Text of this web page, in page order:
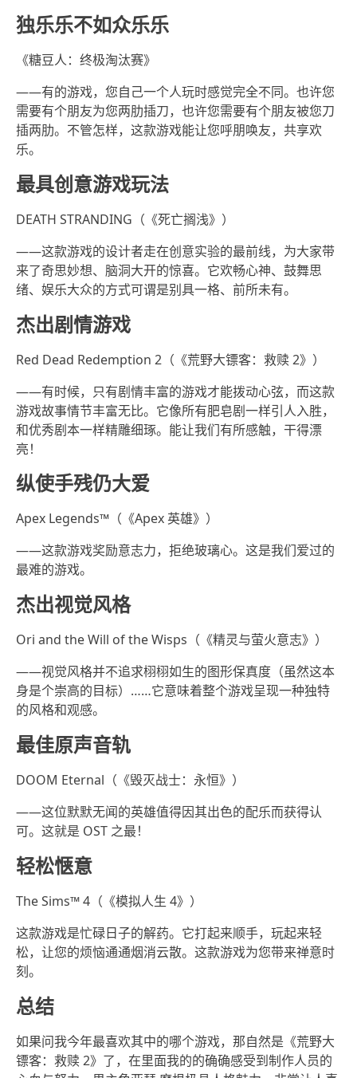
独乐乐不如众乐乐
《糖豆人：终极淘汰赛》
——有的游戏，您自己一个人玩时感觉完全不同。也许您
需要有个朋友为您两肋插刀，也许您需要有个朋友被您刀
插两肋。不管怎样，这款游戏能让您呼朋唤友，共享欢
乐。
最具创意游戏玩法
DEATH STRANDING（《死亡搁浅》）
——这款游戏的设计者走在创意实验的最前线，为大家带
来了奇思妙想、脑洞大开的惊喜。它欢畅心神、鼓舞思
绪、娱乐大众的方式可谓是别具一格、前所未有。
杰出剧情游戏
Red Dead Redemption 2（《荒野大镖客：救赎 2》）
——有时候，只有剧情丰富的游戏才能拨动心弦，而这款
游戏故事情节丰富无比。它像所有肥皂剧一样引人入胜，
和优秀剧本一样精雕细琢。能让我们有所感触，干得漂
亮！
纵使手残仍大爱
Apex Legends™（《Apex 英雄》）
——这款游戏奖励意志力，拒绝玻璃心。这是我们爱过的
最难的游戏。
杰出视觉风格
Ori and the Will of the Wisps（《精灵与萤火意志》）
——视觉风格并不追求栩栩如生的图形保真度（虽然这本
身是个崇高的目标）……它意味着整个游戏呈现一种独特
的风格和观感。
最佳原声音轨
DOOM Eternal（《毁灭战士：永恒》）
——这位默默无闻的英雄值得因其出色的配乐而获得认
可。这就是 OST 之最！
轻松惬意
The Sims™ 4（《模拟人生 4》）
这款游戏是忙碌日子的解药。它打起来顺手，玩起来轻
松，让您的烦恼通通烟消云散。这款游戏为您带来禅意时
刻。
总结
如果问我今年最喜欢其中的哪个游戏，那自然是《荒野大
镖客：救赎 2》了，在里面我的的确确感受到制作人员的